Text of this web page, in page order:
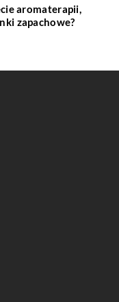
aromaterapii,
zapachowe?